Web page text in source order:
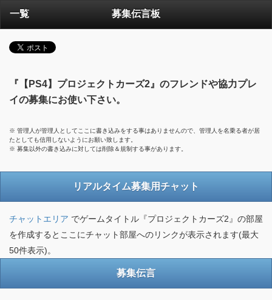
一覧 募集伝言板
『【PS4】プロジェクトカーズ2』のフレンドや協力プレ
イの募集にお使い下さい。
※ 管理人が管理人としてここに書き込みをする事はありませんので、管理人を名乗る者が居
たとしても信用しないようにお願い致します。
※ 募集以外の書き込みに対しては削除＆規制する事があります。
リアルタイム募集用チャット
チャットエリア でゲームタイトル『プロジェクトカーズ2』の部屋
を作成するとここにチャット部屋へのリンクが表示されます(最大
50件表示)。
募集伝言